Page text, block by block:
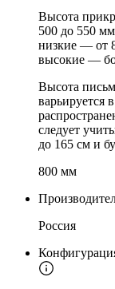
Высота
500 до 550
низкие — от
высокие —
Высота
варьируется
следует
до 165 см и
800 мм
Россия